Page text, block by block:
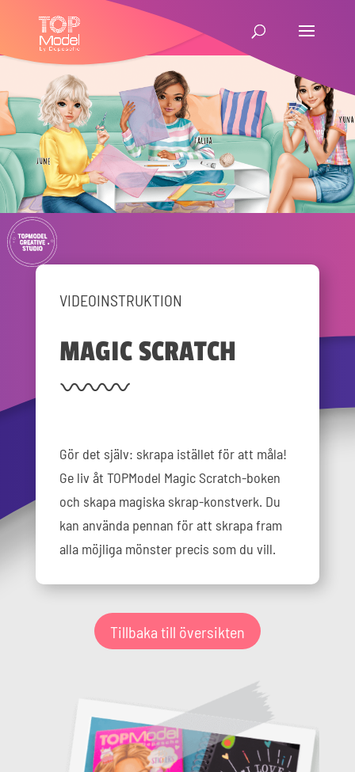
VIDEOINSTRUKTION
MAGIC SCRATCH
Gör det själv: skrapa istället för att måla!
Ge liv åt TOPModel Magic Scratch-boken
och skapa magiska skrap-konstverk. Du
kan använda pennan för att skrapa fram
alla möjliga mönster precis som du vill.
Tillbaka till översikten